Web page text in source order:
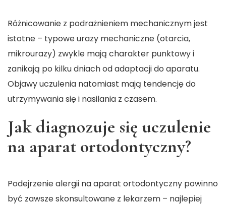
Różnicowanie z podrażnieniem mechanicznym jest
istotne – typowe urazy mechaniczne (otarcia,
mikrourazy) zwykle mają charakter punktowy i
zanikają po kilku dniach od adaptacji do aparatu.
Objawy uczulenia natomiast mają tendencję do
utrzymywania się i nasilania z czasem.
Jak diagnozuje się uczulenie
na aparat ortodontyczny?
Podejrzenie alergii na aparat ortodontyczny powinno
być zawsze skonsultowane z lekarzem – najlepiej